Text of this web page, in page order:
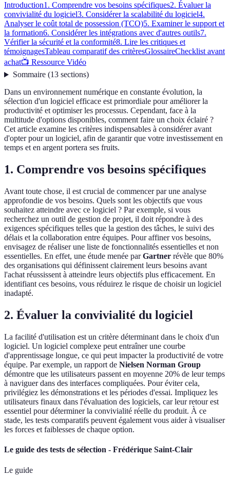
Introduction1. Comprendre vos besoins spécifiques2. Évaluer la
convivialité du logiciel3. Considérer la scalabilité du logiciel4.
Analyser le coût total de possession (TCO)5. Examiner le support et
la formation6. Considérer les intégrations avec d'autres outils7.
Vérifier la sécurité et la conformité8. Lire les critiques et
témoignagesTableau comparatif des critèresGlossaireChecklist avant
achat📺 Ressource Vidéo
Sommaire(13 sections)
Dans un environnement numérique en constante évolution, la
sélection d'un logiciel efficace est primordiale pour améliorer la
productivité et optimiser les processus. Cependant, face à la
multitude d'options disponibles, comment faire un choix éclairé ?
Cet article examine les critères indispensables à considérer avant
d'opter pour un logiciel, afin de garantir que votre investissement en
temps et en argent portera ses fruits.
1. Comprendre vos besoins spécifiques
Avant toute chose, il est crucial de commencer par une analyse
approfondie de vos besoins. Quels sont les objectifs que vous
souhaitez atteindre avec ce logiciel ? Par exemple, si vous
recherchez un outil de gestion de projet, il doit répondre à des
exigences spécifiques telles que la gestion des tâches, le suivi des
délais et la collaboration entre équipes. Pour affiner vos besoins,
envisagez de réaliser une liste de fonctionnalités essentielles et non
essentielles. En effet, une étude menée parGartner révèle que 80%
des organisations qui définissent clairement leurs besoins avant
l'achat réussissent à atteindre leurs objectifs plus efficacement. En
identifiant ces besoins, vous réduirez le risque de choisir un logiciel
inadapté.
2. Évaluer la convivialité du logiciel
La facilité d'utilisation est un critère déterminant dans le choix d'un
logiciel. Un logiciel complexe peut entraîner une courbe
d'apprentissage longue, ce qui peut impacter la productivité de votre
équipe. Par exemple, un rapport de Nielsen Norman Group
démontre que les utilisateurs passent en moyenne 20% de leur temps
à naviguer dans des interfaces compliquées. Pour éviter cela,
privilégiez les démonstrations et les périodes d'essai. Impliquez les
utilisateurs finaux dans l'évaluation des logiciels, car leur retour est
essentiel pour déterminer la convivialité réelle du produit. À ce
stade, les tests comparatifs peuvent également vous aider à visualiser
les forces et faiblesses de chaque option.
Le guide des tests de sélection - Frédérique Saint-Clair
Le guide